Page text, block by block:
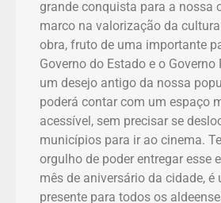
grande conquista para a nossa
marco na valorização da cultura
obra, fruto de uma importante
Governo do Estado e o Governo
um desejo antigo da nossa
poderá contar com um espaço
acessível, sem precisar se
municípios para ir ao cinema.
orgulho de poder entregar esse
mês de aniversário da cidade, é
presente para todos os